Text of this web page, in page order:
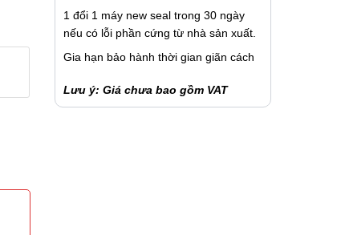
1 đổi 1 máy new seal trong 30 ngày
nếu có lỗi phần cứng từ nhà sản xuất.
Gia hạn bảo hành thời gian giãn cách
Lưu ý: Giá chưa bao gồm VAT